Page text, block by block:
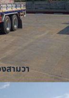
สามวา